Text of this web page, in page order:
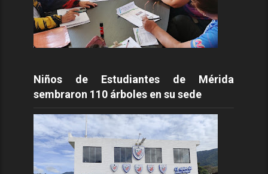
Niños de Estudiantes de Mérida
sembraron 110 árboles en su sede